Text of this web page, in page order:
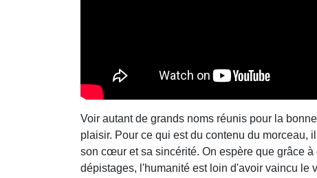
Voir autant de grands noms réunis pour la
plaisir. Pour ce qui est du contenu du morceau,
son cœur et sa sincérité. On espère que grâce
dépistages, l'humanité est loin d'avoir vaincu le